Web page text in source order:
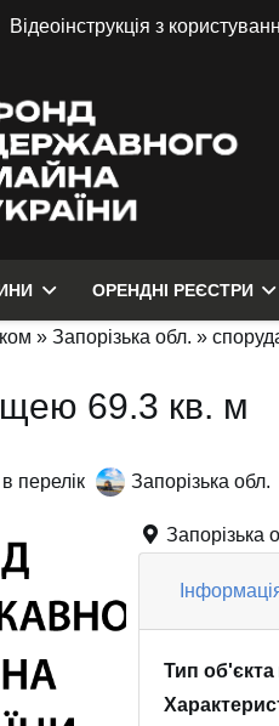
Відеоінструкція з
ОРЕНДНІ РЕЄСТРИ
» Запорізька обл. »
69.3 кв. м
перелік Запорізька обл.
Запорізька
Тип об'єкта